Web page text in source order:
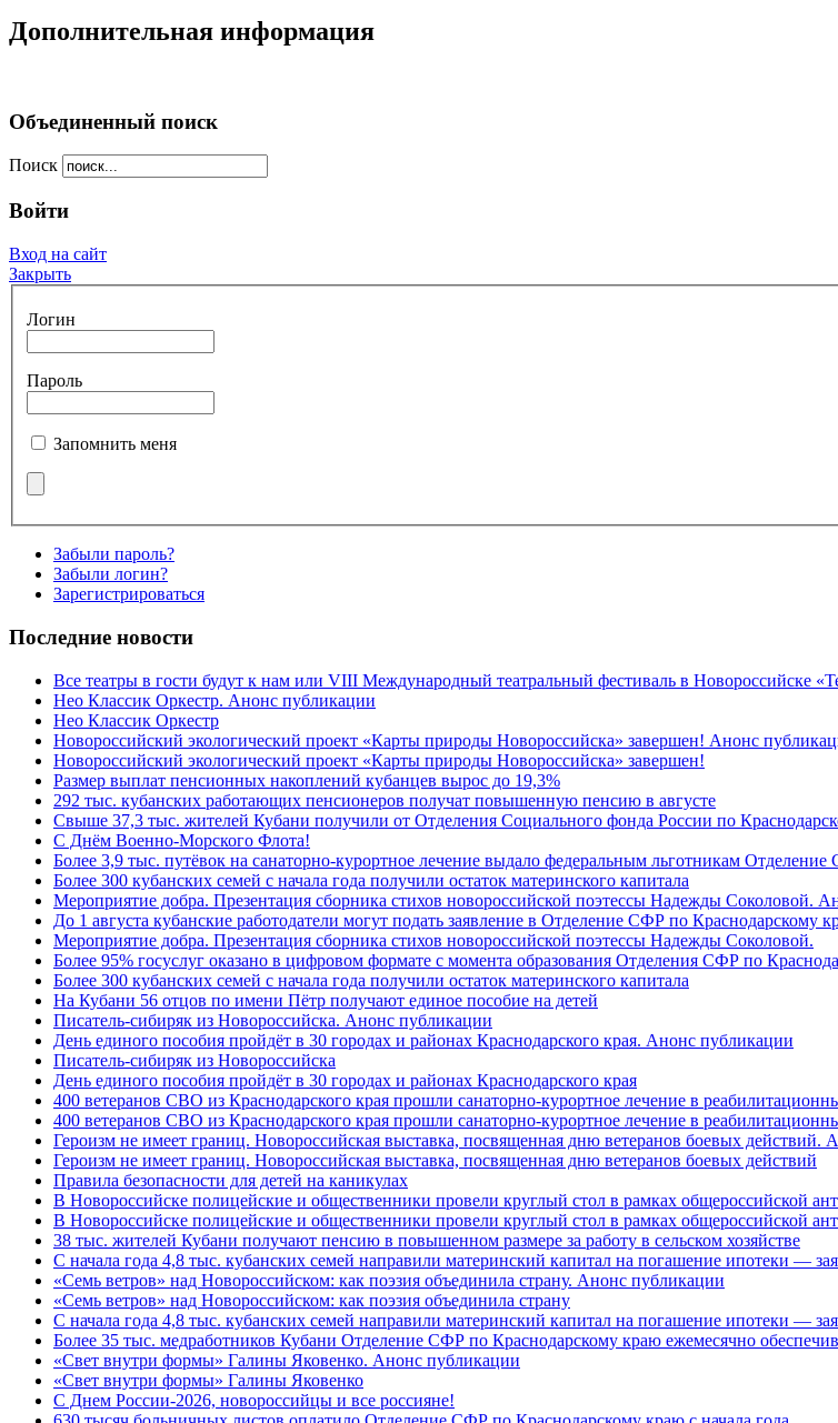
Дополнительная информация
Объединенный поиск
Поиск
Войти
Вход на сайт
Закрыть
Логин
Пароль
Запомнить меня
Забыли пароль?
Забыли логин?
Зарегистрироваться
Последние новости
Все театры в гости будут к нам или VIII Международный театральный фестиваль в Новороссийске
Нео Классик Оркестр. Анонс публикации
Нео Классик Оркестр
Новороссийский экологический проект «Карты природы Новороссийска» завершен! Анонс
Новороссийский экологический проект «Карты природы Новороссийска» завершен!
Размер выплат пенсионных накоплений кубанцев вырос до 19,3%
292 тыс. кубанских работающих пенсионеров получат повышенную пенсию в августе
Свыше 37,3 тыс. жителей Кубани получили от Отделения Социального фонда России по
C Днём Военно-Морского Флота!
Более 3,9 тыс. путёвок на санаторно-курортное лечение выдало федеральным льготникам
Более 300 кубанских семей с начала года получили остаток материнского капитала
Мероприятие добра. Презентация сборника стихов новороссийской поэтессы Надежды Соколовой.
До 1 августа кубанские работодатели могут подать заявление в Отделение СФР по Краснодарскому
Мероприятие добра. Презентация сборника стихов новороссийской поэтессы Надежды Соколовой.
Более 95% госуслуг оказано в цифровом формате с момента образования Отделения СФР по
Более 300 кубанских семей с начала года получили остаток материнского капитала
На Кубани 56 отцов по имени Пётр получают единое пособие на детей
Писатель-сибиряк из Новороссийска. Анонс публикации
День единого пособия пройдёт в 30 городах и районах Краснодарского края. Анонс публикации
Писатель-сибиряк из Новороссийска
День единого пособия пройдёт в 30 городах и районах Краснодарского края
400 ветеранов СВО из Краснодарского края прошли санаторно-курортное лечение в
400 ветеранов СВО из Краснодарского края прошли санаторно-курортное лечение в
Героизм не имеет границ. Новороссийская выставка, посвященная дню ветеранов боевых действий.
Героизм не имеет границ. Новороссийская выставка, посвященная дню ветеранов боевых действий
Правила безопасности для детей на каникулах
В Новороссийске полицейские и общественники провели круглый стол в рамках общероссийской
В Новороссийске полицейские и общественники провели круглый стол в рамках общероссийской
38 тыс. жителей Кубани получают пенсию в повышенном размере за работу в сельском хозяйстве
С начала года 4,8 тыс. кубанских семей направили материнский капитал на погашение ипотеки —
«Семь ветров» над Новороссийском: как поэзия объединила страну. Анонс публикации
«Семь ветров» над Новороссийском: как поэзия объединила страну
С начала года 4,8 тыс. кубанских семей направили материнский капитал на погашение ипотеки —
Более 35 тыс. медработников Кубани Отделение СФР по Краснодарскому краю ежемесячно
«Свет внутри формы» Галины Яковенко. Анонс публикации
«Свет внутри формы» Галины Яковенко
C Днем России-2026, новороссийцы и все россияне!